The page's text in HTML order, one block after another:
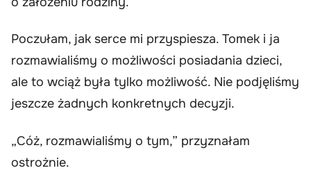
Poczułam, jak serce mi przyspiesza. Tomek i ja
rozmawialiśmy o możliwości posiadania dzieci,
ale to wciąż była tylko możliwość. Nie podjęliśmy
jeszcze żadnych konkretnych decyzji.
„Cóż, rozmawialiśmy o tym,” przyznałam
ostrożnie.